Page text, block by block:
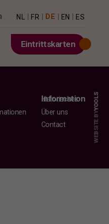
Eintrittskarten
NL FR DE EN ES
Information
Historisches
Über uns
Contact
WEBSITE BY
YOOLS